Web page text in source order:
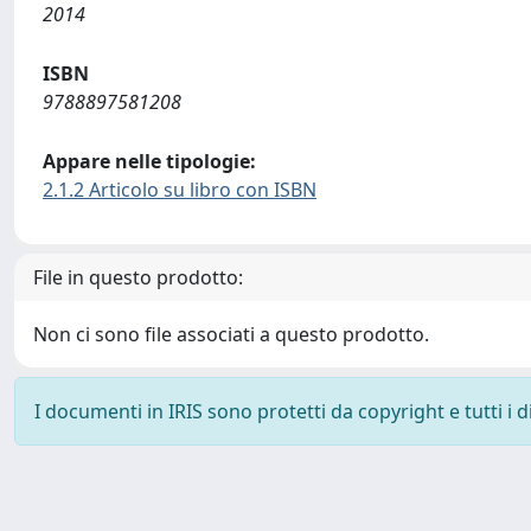
2014
ISBN
9788897581208
Appare nelle tipologie:
2.1.2 Articolo su libro con ISBN
File in questo prodotto:
Non ci sono file associati a questo prodotto.
I documenti in IRIS sono protetti da copyright e tutti i